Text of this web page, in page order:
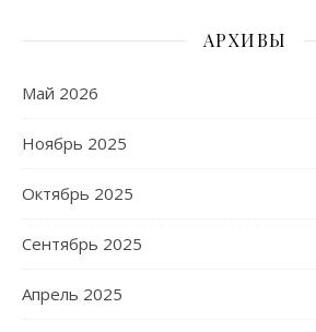
АРХИВЫ
Май 2026
Ноябрь 2025
Октябрь 2025
Сентябрь 2025
Апрель 2025